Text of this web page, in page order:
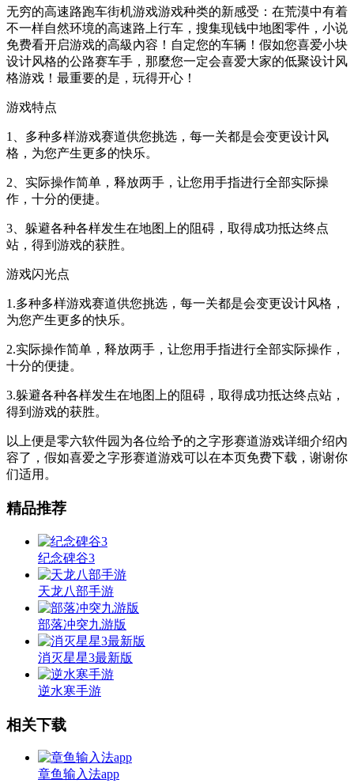
无穷的高速路跑车街机游戏游戏种类的新感受：在荒漠中有着
不一样自然环境的高速路上行车，搜集现钱中地图零件，小说
免费看开启游戏的高級內容！自定您的车辆！假如您喜爱小块
设计风格的公路赛车手，那麼您一定会喜爱大家的低聚设计风
格游戏！最重要的是，玩得开心！
游戏特点
1、多种多样游戏赛道供您挑选，每一关都是会变更设计风
格，为您产生更多的快乐。
2、实际操作简单，释放两手，让您用手指进行全部实际操
作，十分的便捷。
3、躲避各种各样发生在地图上的阻碍，取得成功抵达终点
站，得到游戏的获胜。
游戏闪光点
1.多种多样游戏赛道供您挑选，每一关都是会变更设计风格，
为您产生更多的快乐。
2.实际操作简单，释放两手，让您用手指进行全部实际操作，
十分的便捷。
3.躲避各种各样发生在地图上的阻碍，取得成功抵达终点站，
得到游戏的获胜。
以上便是零六软件园为各位给予的之字形赛道游戏详细介绍內
容了，假如喜爱之字形赛道游戏可以在本页免费下载，谢谢你
们适用。
精品推荐
纪念碑谷3
天龙八部手游
部落冲突九游版
消灭星星3最新版
逆水寒手游
相关下载
章鱼输入法app